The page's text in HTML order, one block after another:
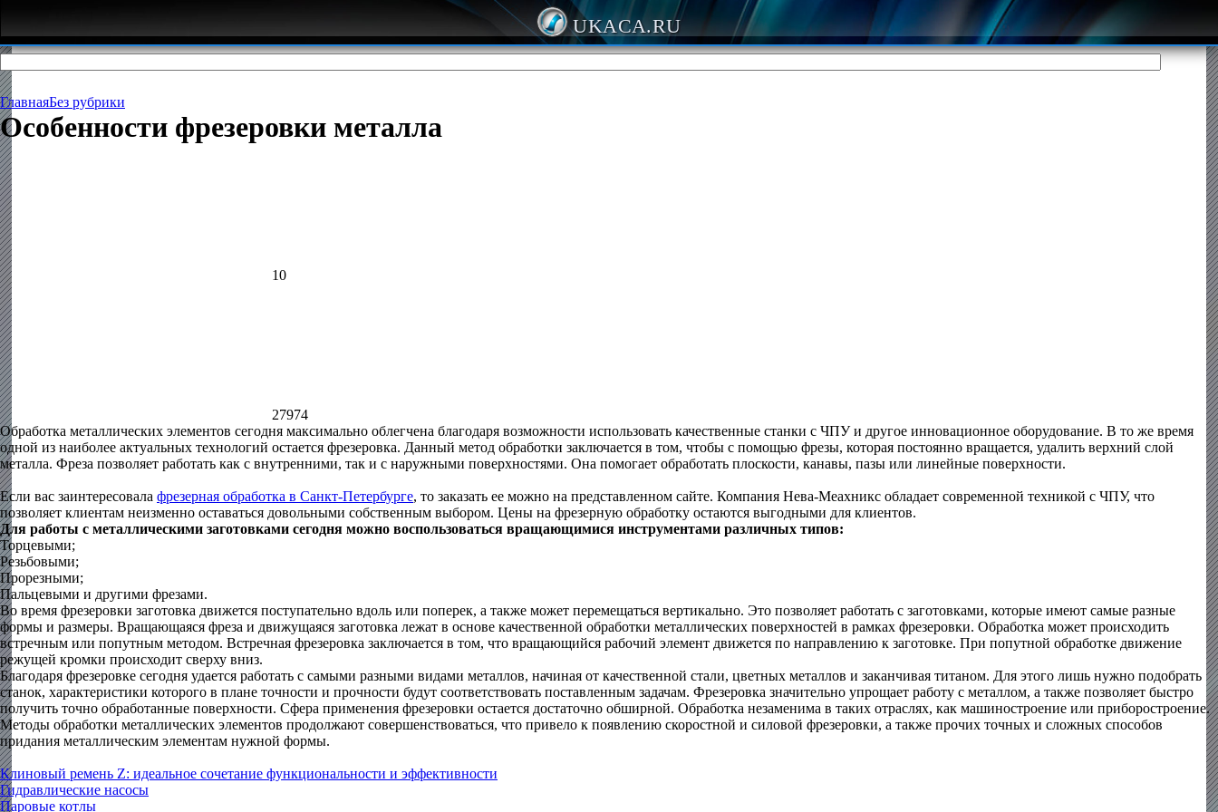
UKACA.RU
ГлавнаяБез рубрики
Особенности фрезеровки металла
10
27974
Обработка металлических элементов сегодня максимально облегчена благодаря возможности использовать качественные станки с ЧПУ и другое инновационное оборудование. В то же время
одной из наиболее актуальных технологий остается фрезеровка. Данный метод обработки заключается в том, чтобы с помощью фрезы, которая постоянно вращается, удалить верхний слой
металла. Фреза позволяет работать как с внутренними, так и с наружными поверхностями. Она помогает обработать плоскости, канавы, пазы или линейные поверхности.
Если вас заинтересовала фрезерная обработка в Санкт-Петербурге, то заказать ее можно на представленном сайте. Компания Нева-Меахникс обладает современной техникой с ЧПУ, что
позволяет клиентам неизменно оставаться довольными собственным выбором. Цены на фрезерную обработку остаются выгодными для клиентов.
Для работы с металлическими заготовками сегодня можно воспользоваться вращающимися инструментами различных типов:
Торцевыми;
Резьбовыми;
Прорезными;
Пальцевыми и другими фрезами.
Во время фрезеровки заготовка движется поступательно вдоль или поперек, а также может перемещаться вертикально. Это позволяет работать с заготовками, которые имеют самые разные
формы и размеры. Вращающаяся фреза и движущаяся заготовка лежат в основе качественной обработки металлических поверхностей в рамках фрезеровки. Обработка может происходить
встречным или попутным методом. Встречная фрезеровка заключается в том, что вращающийся рабочий элемент движется по направлению к заготовке. При попутной обработке движение
режущей кромки происходит сверху вниз.
Благодаря фрезеровке сегодня удается работать с самыми разными видами металлов, начиная от качественной стали, цветных металлов и заканчивая титаном. Для этого лишь нужно подобрать
станок, характеристики которого в плане точности и прочности будут соответствовать поставленным задачам. Фрезеровка значительно упрощает работу с металлом, а также позволяет быстро
получить точно обработанные поверхности. Сфера применения фрезеровки остается достаточно обширной. Обработка незаменима в таких отраслях, как машиностроение или приборостроение.
Методы обработки металлических элементов продолжают совершенствоваться, что привело к появлению скоростной и силовой фрезеровки, а также прочих точных и сложных способов
придания металлическим элементам нужной формы.
Клиновый ремень Z: идеальное сочетание функциональности и эффективности
Гидравлические насосы
Паровые котлы